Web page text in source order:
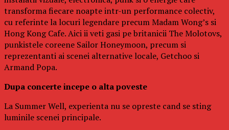
transforma fiecare noapte intr-un performance colectiv,
cu referinte la locuri legendare precum Madam Wong’s si
Hong Kong Cafe. Aici ii veti gasi pe britanicii The Molotovs,
punkistele coreene Sailor Honeymoon, precum si
reprezentanti ai scenei alternative locale, Getchoo si
Armand Popa.
Dupa concerte incepe o alta poveste
La Summer Well, experienta nu se opreste cand se sting
luminile scenei principale.